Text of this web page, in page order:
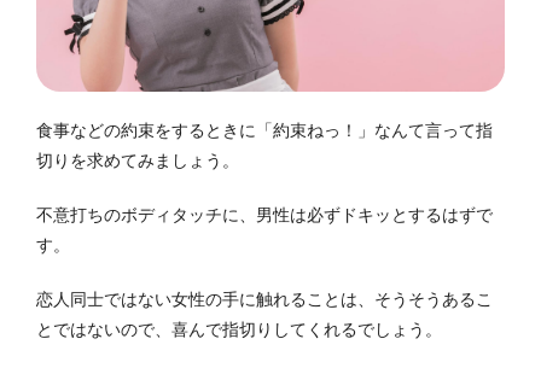
食事などの約束をするときに「約束ねっ！」なんて言って指
切りを求めてみましょう。
不意打ちのボディタッチに、男性は必ずドキッとするはずで
す。
恋人同士ではない女性の手に触れることは、そうそうあるこ
とではないので、喜んで指切りしてくれるでしょう。